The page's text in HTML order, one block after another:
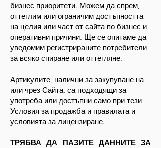
бизнес приоритети. Можем да спрем,
оттеглим или ограничим достъпността
на целия или част от сайта по бизнес и
оперативни причини. Ще се опитаме да
уведомим регистрираните потребители
за всяко спиране или оттегляне.
Артикулите, налични за закупуване на
или чрез Сайта, са подходящи за
употреба или достъпни само при тези
Условия за продажба и правилата и
условията за лицензиране.
ТРЯБВА ДА ПАЗИТЕ ДАННИТЕ ЗА